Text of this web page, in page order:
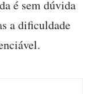
é sem dúvida
a dificuldade